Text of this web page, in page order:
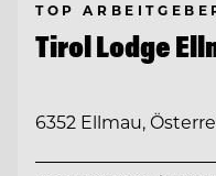
TOP
Tirol Lodge
6352 Ellmau,